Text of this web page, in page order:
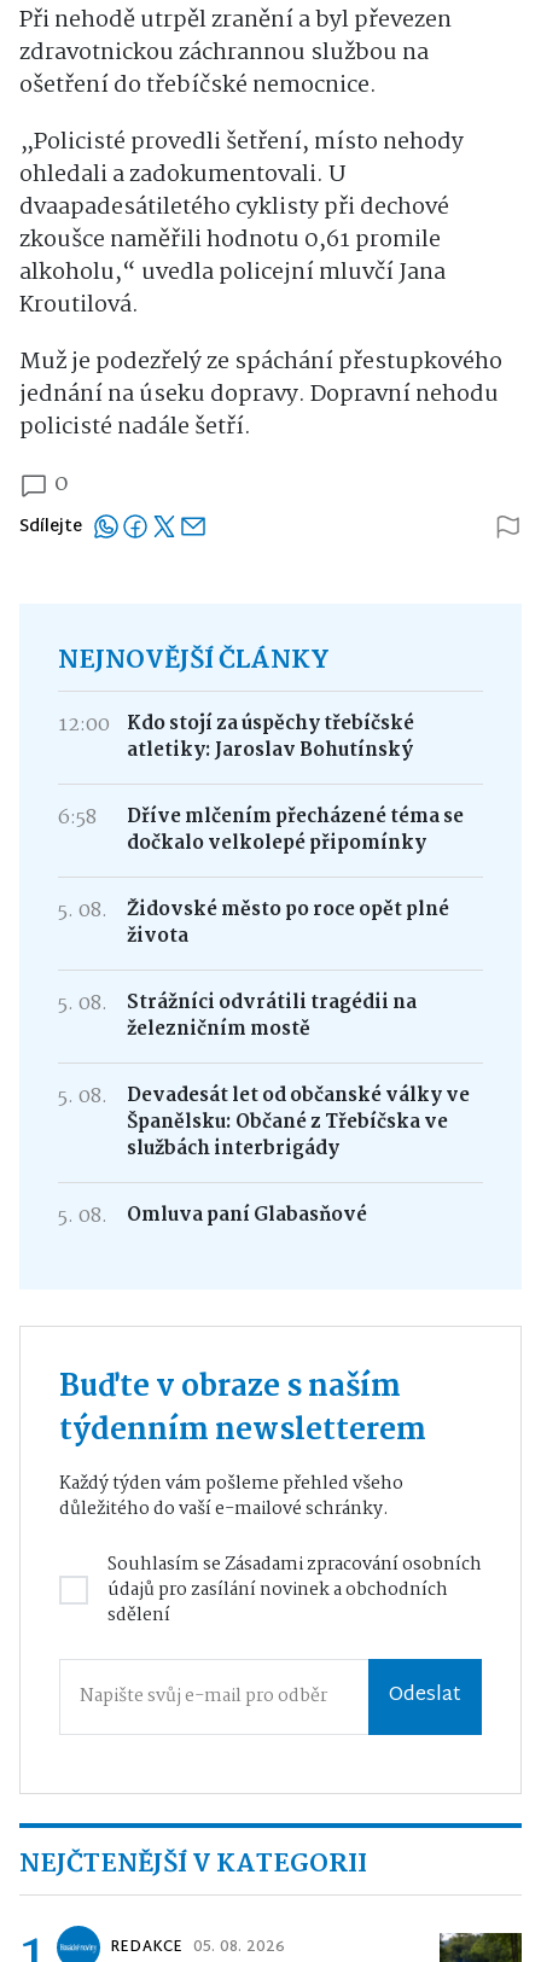
Při nehodě utrpěl zranění a byl převezen
zdravotnickou záchrannou službou na
ošetření do třebíčské nemocnice.
„Policisté provedli šetření, místo nehody
ohledali a zadokumentovali. U
dvaapadesátiletého cyklisty při dechové
zkoušce naměřili hodnotu 0,61 promile
alkoholu,“ uvedla policejní mluvčí Jana
Kroutilová.
Muž je podezřelý ze spáchání přestupkového
jednání na úseku dopravy. Dopravní nehodu
policisté nadále šetří.
0
Sdílejte
NEJNOVĚJŠÍ ČLÁNKY
12:00
Kdo stojí za úspěchy třebíčské
atletiky: Jaroslav Bohutínský
6:58
Dříve mlčením přecházené téma se
dočkalo velkolepé připomínky
5. 08.
Židovské město po roce opět plné
života
5. 08.
Strážníci odvrátili tragédii na
železničním mostě
5. 08.
Devadesát let od občanské války ve
Španělsku: Občané z Třebíčska ve
službách interbrigády
5. 08. Omluva paní Glabasňové
Buďte v obraze s naším
týdenním newsletterem
Každý týden vám pošleme přehled všeho
důležitého do vaší e-mailové schránky.
Souhlasím seZásadami zpracování osobních
údajůpro zasílání novinek a obchodních
sdělení
Odeslat
NEJČTENĚJŠÍ V KATEGORII
REDAKCE 05. 08. 2026